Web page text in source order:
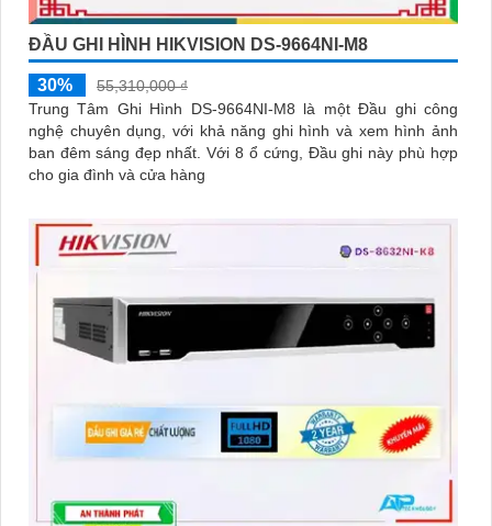
ĐẦU GHI HÌNH HIKVISION DS-9664NI-M8
30%
55,310,000 ₫
Trung Tâm Ghi Hình DS-9664NI-M8 là một Đầu ghi công
nghệ chuyên dụng, với khả năng ghi hình và xem hình ảnh
ban đêm sáng đẹp nhất. Với 8 ổ cứng, Đầu ghi này phù hợp
cho gia đình và cửa hàng